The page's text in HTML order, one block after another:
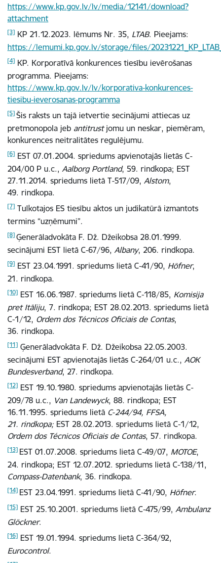
https://www.kp.gov.lv/lv/media/12141/download?
attachment
[3] KP 21.12.2023. lēmums Nr. 35, LTAB. Pieejams:
https://lemumi.kp.gov.lv/storage/files/
[4] KP. Korporatīvā konkurences tiesību ievērošanas
programma. Pieejams:
https://www.kp.gov.lv/lv/korporativa-konkurences-
tiesibu-ieverosanas-programma
[5] Šis raksts un tajā ietvertie secinājumi attiecas uz
pretmonopola jeb antitrustjomu un neskar, piemēram,
konkurences neitralitātes regulējumu.
[6] EST 07.01.2004. spriedums apvienotajās lietās C-
204/00 P u.c., Aalborg Portland, 59. rindkopa; EST
27.11.2014. spriedums lietā T-517/09, Alstom,
49. rindkopa.
[7] Tulkotajos ES tiesību aktos un judikatūrā izmantots
termins “uzņēmumi”.
[8] Ģenerāladvokāta F. Dž. Džeikobsa 28.01.1999.
secinājumi EST lietā C-67/96, Albany, 206. rindkopa.
[9] EST 23.04.1991. spriedums lietā C-41/90, Höfner,
21. rindkopa.
[10] EST 16.06.1987. spriedums lietā C-118/85, Komisija
pret Itāliju, 7. rindkopa; EST 28.02.2013. spriedums lietā
C-1/12, Ordem dos Técnicos Oficiais de Contas,
36. rindkopa.
[11] Ģenerāladvokāta F. Dž. Džeikobsa 22.05.2003.
secinājumi EST apvienotajās lietās C-264/01 u.c., AOK
Bundesverband, 27. rindkopa.
[12] EST 19.10.1980. spriedums apvienotajās lietās C-
209/78 u.c., Van Landewyck, 88. rindkopa; EST
16.11.1995. spriedums lietā C-244/94, FFSA,
21. rindkopa; EST 28.02.2013. spriedums lietā C-1/12,
Ordem dos Técnicos Oficiais de Contas, 57. rindkopa.
[13] EST 01.07.2008. spriedums lietā C-49/07, MOTOE,
24. rindkopa; EST 12.07.2012. spriedums lietā C-138/11,
Compass-Datenbank, 36. rindkopa.
[14] EST 23.04.1991. spriedums lietā C-41/90, Höfner.
[15] EST 25.10.2001. spriedums lietā C-475/99, Ambulanz
Glöckner.
[16] EST 19.01.1994. spriedums lietā C-364/92,
Eurocontrol.